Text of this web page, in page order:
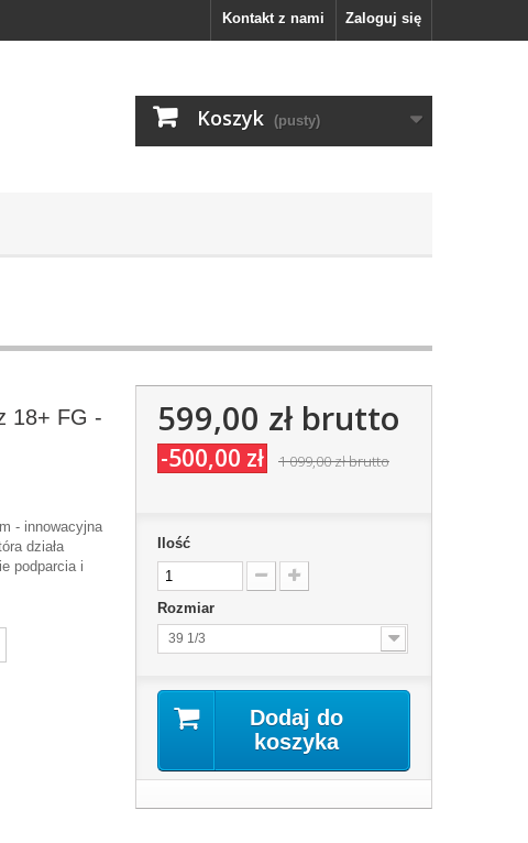
Zaloguj się
Kontakt z nami
Koszyk (pusty)
18+ FG -
- innowacyjna
działa
podparcia i
599,00 złbrutto
-500,00 zł 1 099,00 złbrutto
Ilość
Rozmiar
39 1/3
Dodaj do
koszyka